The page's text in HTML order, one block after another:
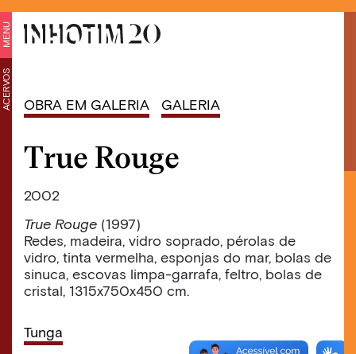
MENU
ACERVOS OBRA EM GALERIA GALERIA
True Rouge
2002
True Rouge (1997)
Redes, madeira, vidro soprado, pérolas de
vidro, tinta vermelha, esponjas do mar, bolas de
sinuca, escovas limpa-garrafa, feltro, bolas de
cristal, 1315x750x450 cm.
Tunga